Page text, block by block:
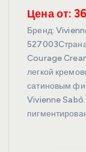
Цена от:
Бренд:
Courage
легкой
сатиновым
Vivienne